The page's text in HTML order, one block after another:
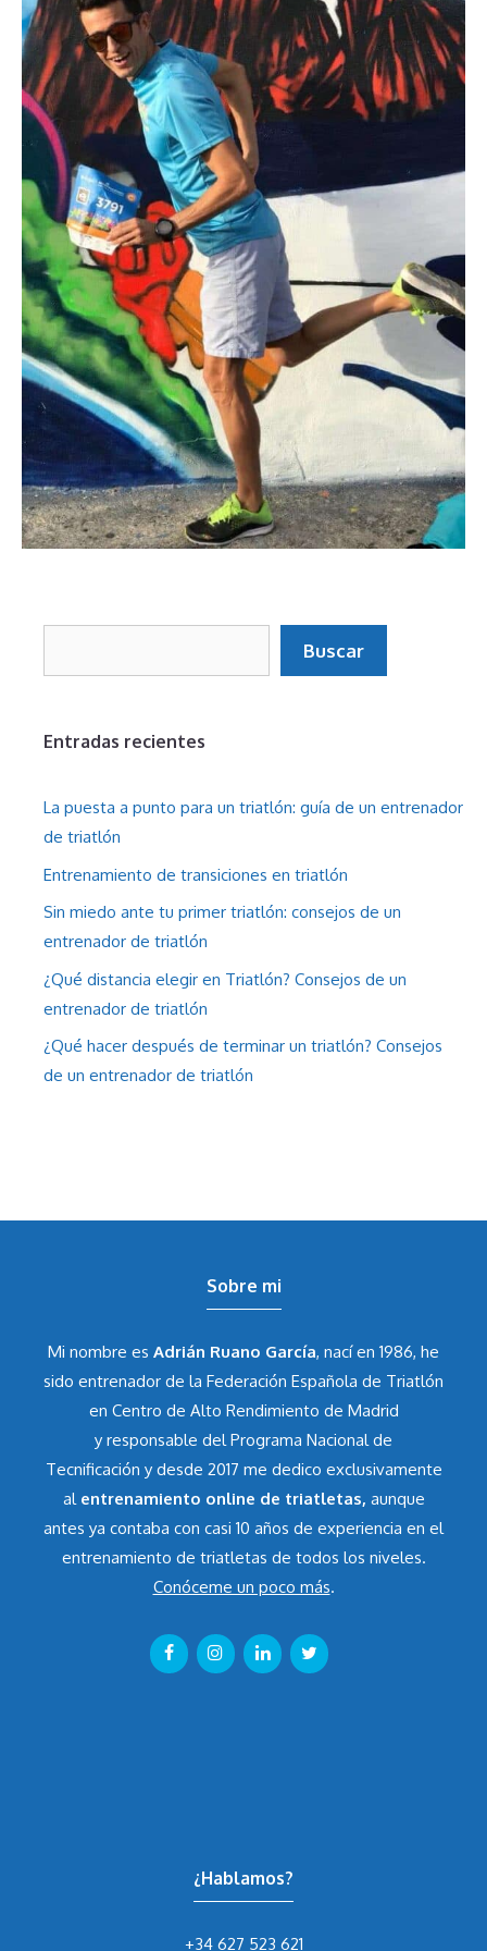
Buscar
Entradas recientes
La puesta a punto para un triatlón: guía de un entrenador
de triatlón
Entrenamiento de transiciones en triatlón
Sin miedo ante tu primer triatlón: consejos de un
entrenador de triatlón
¿Qué distancia elegir en Triatlón? Consejos de un
entrenador de triatlón
¿Qué hacer después de terminar un triatlón? Consejos
de un entrenador de triatlón
Sobre mi
Mi nombre es Adrián Ruano García, nací en 1986, he
sido entrenador de la Federación Española de Triatlón
en Centro de Alto Rendimiento de Madrid
y responsable del Programa Nacional de
Tecnificación y desde 2017 me dedico exclusivamente
al entrenamiento online de triatletas, aunque
antes ya contaba con casi 10 años de experiencia en el
entrenamiento de triatletas de todos los niveles.
Conóceme un poco más.
¿Hablamos?
+34 627 523 621